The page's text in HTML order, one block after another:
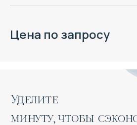
Цена по запросу
Уделите
минуту, чтобы